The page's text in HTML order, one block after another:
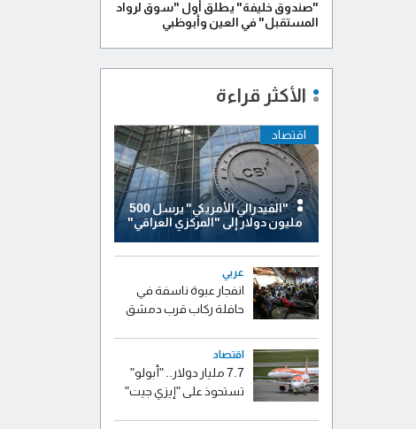
"صندوق خليفة" يطلق أول "سوق لرواد
المستقبل" في العين وأبوظبي
الأكثر قراءة
اقتصاد
"الفيدرالي الأمريكي" يرسل 500
مليون دولار إلى "المركزي العراقي"
عربي
انفجار عبوة ناسفة في
حافلة ركاب قرب دمشق
اقتصاد
7.7 مليار دولار.. "أبولو"
تستحوذ على "إيزي جيت"